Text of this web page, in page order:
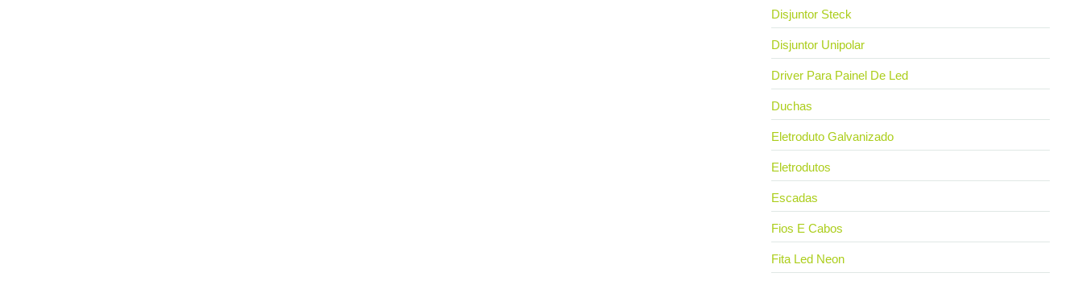
Disjuntor Steck
Disjuntor Unipolar
Driver Para Painel De Led
Duchas
Eletroduto Galvanizado
Eletrodutos
Escadas
Fios E Cabos
Fita Led Neon